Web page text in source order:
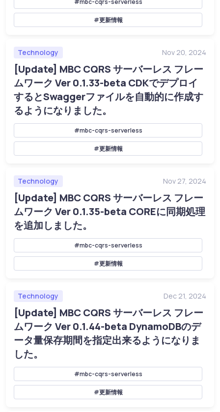
#mbc-cqrs-serverless
#更新情報
Technology Nov 20, 2024
[Update] MBC CQRS サーバーレス フレー
ムワーク Ver 0.1.33-beta CDKでデプロイ
するとSwaggerファイルを自動的に作成す
るようになりました。
#mbc-cqrs-serverless
#更新情報
Technology Nov 27, 2024
[Update] MBC CQRS サーバーレス フレー
ムワーク Ver 0.1.35-beta COREに同期処理
を追加しました。
#mbc-cqrs-serverless
#更新情報
Technology Dec 21, 2024
[Update] MBC CQRS サーバーレス フレー
ムワーク Ver 0.1.44-beta DynamoDBのデ
ータ量保存期間を指定出来るようになりま
した。
#mbc-cqrs-serverless
#更新情報